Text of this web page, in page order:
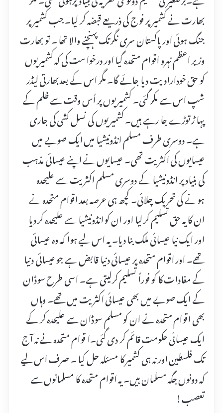
بھارت نے کشمیر پر فوج کی ذریعے قبضہ کر لیا۔ جب کشمیر پر
جنگ ہوئی اور پاکستان سری نگر تک پہنچنے والا تھا ۔ تو بھارت
وزیر اعظم نہرو اقوام متحدہ گیا اور درخواست کی کہ کشمیریوں
کو حق خودارادیت دیا جائے گا۔ مگر اس کے بعدبھارتی لیڈر
شپ اس سے مکر گئی۔ کشمیریوں پر اُس وقت سے ظلم کے
پہا ڑ توڑے جا رہے ہیں۔ کشمیریوں کی نسل کشی کی جاری
ہے۔ دوسری طرف مسلم انڈونیشیا میں ایک صوبے میں
عیسایوں کی اکثریت تھی۔ عیسایوں نے اپنے عیسائی مذہب
کی بنیاد پر انڈونیشیا کے دوسری مسلم اکثریت سے علیحدہ
ہونے کی تحریک چلائی۔ کچھ ہی عرصہ بعد اقوام متحدہ نے
ان کا یہ حق تسلیم کر لیا اور ان کو انڈونیشیا سے علیحدہ کر دیا
اور ایک نیا عیسائی ملک بنا دیا۔ یہ اس لیے ہوا کہ وہ عیسائی
تھے۔ اور اقوام متحدہ پر عیسائی دنیا قابض ہے جو عیسائی دنیا
کے مفادات کا کو فوراً تسلیم کرلیتی ہے۔ اسی طرح سوڈان
کے ایک صوبے میں بھی عیسائی اکثریت میں تھے۔ وہاں
بھی اقوام متحدہ نے ان کو مسلم سوڈان سے علیحدہ کر کے
ایک عیسائی حکومت قائم کر دی گئی۔ا قوام متحدہ نے نہ آج
تک فلسطین اور نہ ہی کشمیر کا مسئلہ حل کیا ۔ صرف اس لیے
کہ دونوں جگہ مسلمان ہیں۔ یہ اقوام متحدہ کا مسلمانوں سے
تعصب!